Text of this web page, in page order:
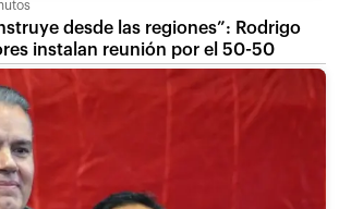
desde las regiones”: Rodrigo
instalan reunión por el 50-50